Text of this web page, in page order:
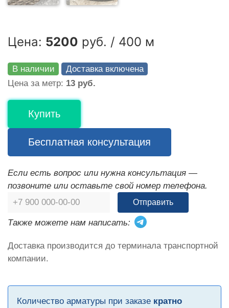
Цена: 5200 руб. / 400 м
В наличии
Доставка включена
Цена за метр: 13 руб.
Купить
Бесплатная консультация
Если есть вопрос или нужна консультация —
позвоните или оставьте свой номер телефона.
Отправить
Также можете нам написать:
Доставка производится до терминала транспортной
компании.
Количество арматуры при заказе кратно